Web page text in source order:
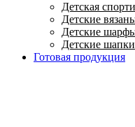
Детская
Детские
Детские
Детские шапки
Готовая продукция